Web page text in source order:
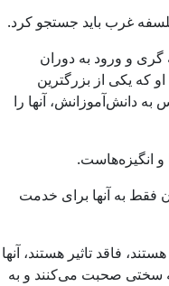
غرب باید جستجو کرد.
و ورود به دوران
که یکی از بزرگترین
دانش‌آموزانش، آنها را
فقط به آنها برای خدمت
فاقد تاثیر هستند، آنها
به سختی صحبت می‌کنند و به